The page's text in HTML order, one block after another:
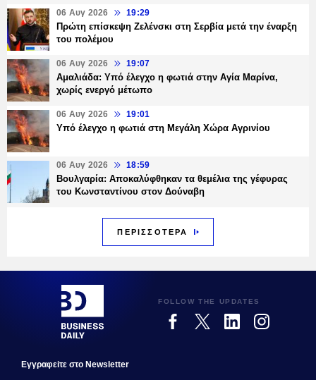
06 Αυγ 2026 19:29
Πρώτη επίσκεψη Ζελένσκι στη Σερβία μετά την έναρξη
του πολέμου
06 Αυγ 2026 19:07
Αμαλιάδα: Υπό έλεγχο η φωτιά στην Αγία Μαρίνα,
χωρίς ενεργό μέτωπο
06 Αυγ 2026 19:01
Υπό έλεγχο η φωτιά στη Μεγάλη Χώρα Αγρινίου
06 Αυγ 2026 18:59
Βουλγαρία: Αποκαλύφθηκαν τα θεμέλια της γέφυρας
του Κωνσταντίνου στον Δούναβη
ΠΕΡΙΣΣΟΤΕΡΑ
FOLLOW THE UPDATES
Εγγραφεiτε στο Newsletter